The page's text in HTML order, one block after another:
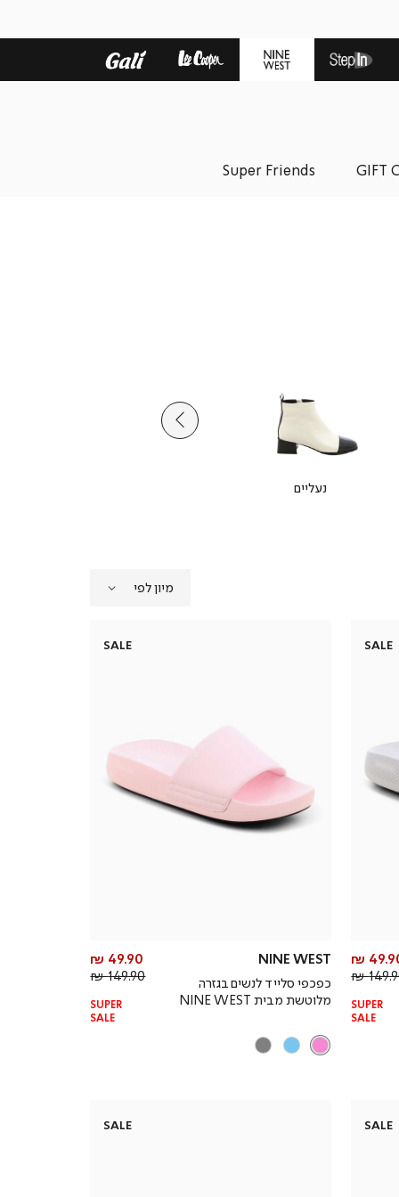
GIFT
Super Friends
נעליים
SALE
מחיר
מוצר
49.90
מחיר
SUPER
SALE
SALE
NINE WEST
כפכפי סלייד לנשים בגזרה
מלוטשת מבית NINE WEST
מחיר
מוצר
49.90 ₪
מחיר
149.90 ₪
SUPER
SALE
SALE
SALE